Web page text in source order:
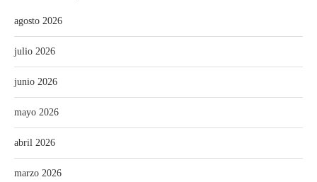
agosto 2026
julio 2026
junio 2026
mayo 2026
abril 2026
marzo 2026